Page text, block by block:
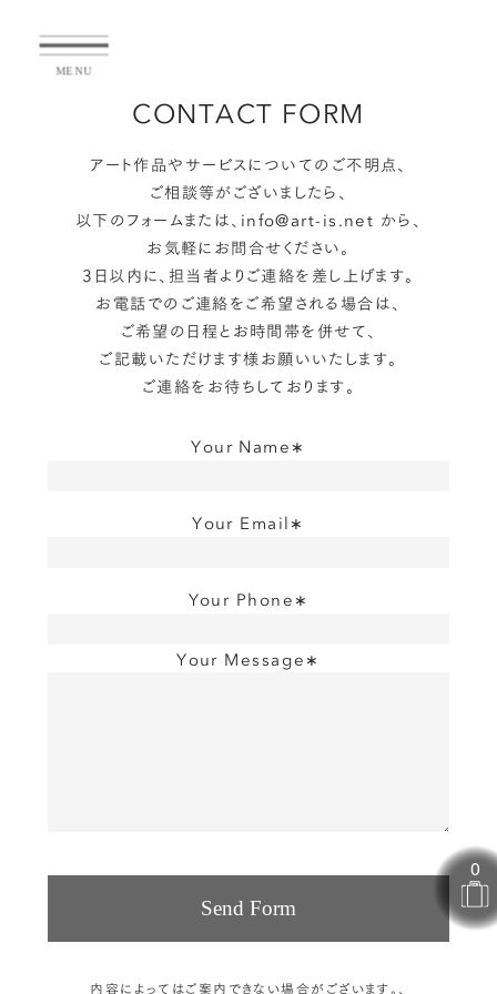
CONTACT FORM
アート作品やサービスについてのご不明点、
ご相談等がございましたら、
以下のフォームまたは、 info@art-is.net から、
お気軽にお問合せください。
3日以内に、担当者よりご連絡を差し上げます。
お電話でのご連絡をご希望される場合は、
ご希望の日程とお時間帯を併せて、
ご記載いただけます様お願いいたします。
ご連絡をお待ちしております。
Your Name∗
Your Email∗
Your Phone∗
Your Message∗
内容によってはご案内できない場合がございます。、
シミュレータ利用方法
比率を画面上でシミュレーションして